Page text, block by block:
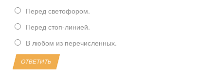
Перед светофором.
Перед стоп-линией.
В любом из перечисленных.
ОТВЕТИТЬ